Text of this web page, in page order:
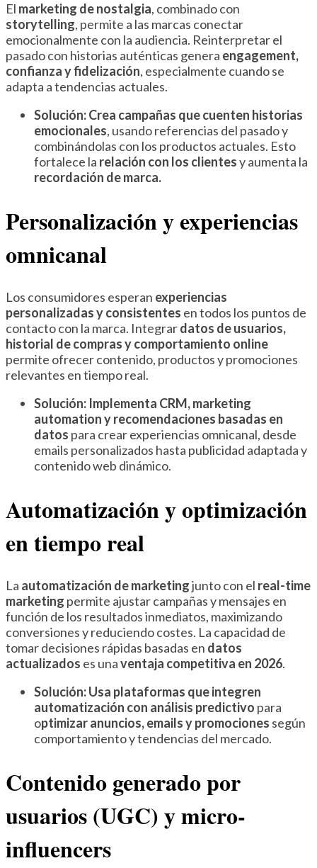
El marketing de nostalgia, combinado con
storytelling, permite a las marcas conectar
emocionalmente con la audiencia. Reinterpretar el
pasado con historias auténticas genera engagement,
confianza y fidelización, especialmente cuando se
adapta a tendencias actuales.
Solución:Crea campañas que cuenten historias
emocionales, usando referencias del pasado y
combinándolas con los productos actuales. Esto
fortalece la relación con los clientesy aumenta la
recordación de marca.
Personalización y experiencias
omnicanal
Los consumidores esperan experiencias
personalizadas y consistentes en todos los puntos de
contacto con la marca. Integrardatos de usuarios,
historial de compras y comportamiento online
permite ofrecer contenido, productos y promociones
relevantes en tiempo real.
Solución: Implementa CRM, marketing
automation y recomendaciones basadas en
datos para crear experiencias omnicanal, desde
emails personalizados hasta publicidad adaptada y
contenido web dinámico.
Automatización y optimización
en tiempo real
La automatización de marketingjunto con el real-time
marketing permite ajustar campañas y mensajes en
función de los resultados inmediatos, maximizando
conversiones y reduciendo costes. La capacidad de
tomar decisiones rápidas basadas en datos
actualizados es unaventaja competitiva en 2026.
Solución:Usa plataformas que integren
automatización con análisis predictivo para
optimizar anuncios, emails y promociones según
comportamiento y tendencias del mercado.
Contenido generado por
usuarios (UGC) y micro-
influencers